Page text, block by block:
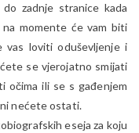
zadnje stranice kada
momente će vam biti
vas loviti oduševljenje i
se vjerojatno smijati
očima ili se s gađenjem
nećete ostati.
eseja za koju